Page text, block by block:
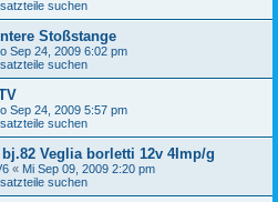
suchen
Stoßstange
Sep 24, 2009 6:02 pm
suchen
Sep 24, 2009 5:57 pm
suchen
Veglia borletti 12v 4Imp/g
« Mi Sep 09, 2009 2:20 pm
suchen